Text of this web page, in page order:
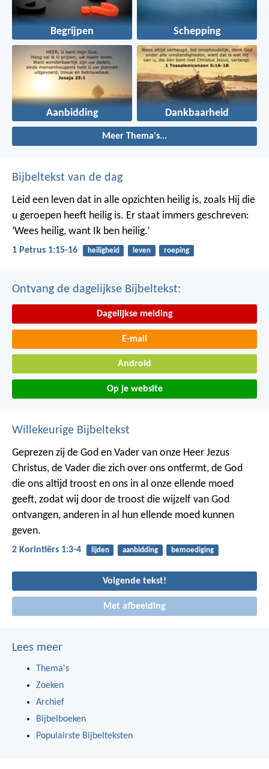
Begrijpen Schepping
Aanbidding Dankbaarheid
Meer Thema's...
Bijbeltekst van de dag
Leid een leven dat in alle opzichten heilig is, zoals Hij die
u geroepen heeft heilig is. Er staat immers geschreven:
‘Wees heilig, want Ik ben heilig.’
1 Petrus 1:15-16 heiligheid leven roeping
Ontvang de dagelijkse Bijbeltekst:
Dagelijkse melding
E-mail
Android
Op je website
Willekeurige Bijbeltekst
Geprezen zij de God en Vader van onze Heer Jezus
Christus, de Vader die zich over ons ontfermt, de God
die ons altijd troost en ons in al onze ellende moed
geeft, zodat wij door de troost die wijzelf van God
ontvangen, anderen in al hun ellende moed kunnen
geven.
2 Korintiërs 1:3-4 lijden aanbidding bemoediging
Volgende tekst!
Met afbeelding
Lees meer
Thema's
Zoeken
Archief
Bijbelboeken
Populairste Bijbelteksten